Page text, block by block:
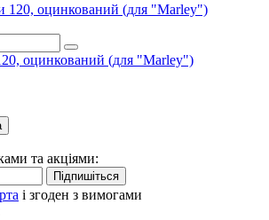
оцинкований (для "Marley")
та акціями:
Підпишіться
і згоден з вимогами